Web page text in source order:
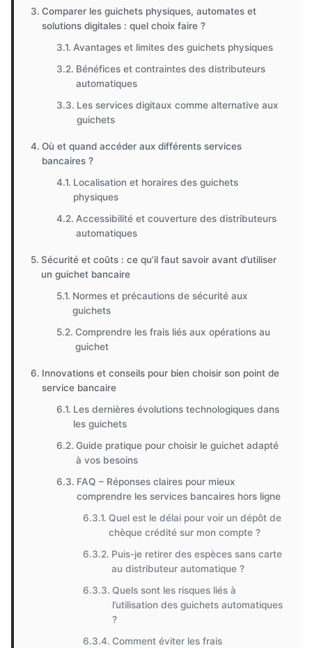
Comparer les guichets physiques, automates et
solutions digitales : quel choix faire ?
Avantages et limites des guichets physiques
Bénéfices et contraintes des distributeurs
automatiques
Les services digitaux comme alternative aux
guichets
Où et quand accéder aux différents services
bancaires ?
Localisation et horaires des guichets
physiques
Accessibilité et couverture des distributeurs
automatiques
Sécurité et coûts : ce qu’il faut savoir avant d’utiliser
un guichet bancaire
Normes et précautions de sécurité aux
guichets
Comprendre les frais liés aux opérations au
guichet
Innovations et conseils pour bien choisir son point de
service bancaire
Les dernières évolutions technologiques dans
les guichets
Guide pratique pour choisir le guichet adapté
à vos besoins
FAQ – Réponses claires pour mieux
comprendre les services bancaires hors ligne
Quel est le délai pour voir un dépôt de
chèque crédité sur mon compte ?
Puis-je retirer des espèces sans carte
au distributeur automatique ?
Quels sont les risques liés à
l’utilisation des guichets automatiques
?
Comment éviter les frais